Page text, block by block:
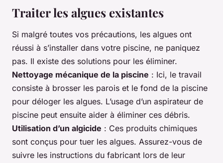
Traiter les algues existantes
Si malgré toutes vos précautions, les algues ont
réussi à s’installer dans votre piscine, ne paniquez
pas. Il existe des solutions pour les éliminer.
Nettoyage mécanique de la piscine : Ici, le travail
consiste à brosser les parois et le fond de la piscine
pour déloger les algues. L’usage d’un aspirateur de
piscine peut ensuite aider à éliminer ces débris.
Utilisation d’un algicide : Ces produits chimiques
sont conçus pour tuer les algues. Assurez-vous de
suivre les instructions du fabricant lors de leur